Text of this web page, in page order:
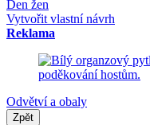
Den žen
Vytvořit vlastní návrh
Reklama
Odvětví a obaly
Zpět